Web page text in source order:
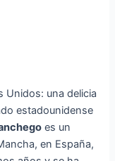
Unidos: una delicia
estadounidense
es un
en España,